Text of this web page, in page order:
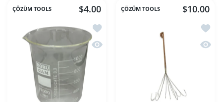
ÇÖZÜM TOOLS $4.00
İstek listesine ekle Beher
Hızlı Görünüm Beher
ÇÖZÜM TOOLS $10.00
İstek
Hızlı